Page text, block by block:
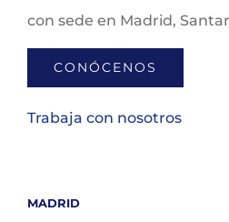
con sede en Madrid,
CONÓCENOS
Trabaja con nosotros
MADRID